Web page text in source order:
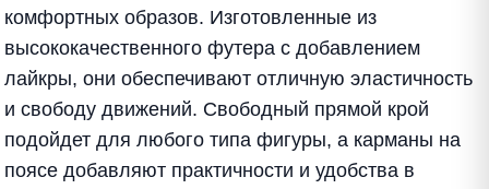
комфортных образов. Изготовленные из
высококачественного футера с добавлением
лайкры, они обеспечивают отличную эластичность
и свободу движений. Свободный прямой крой
подойдет для любого типа фигуры, а карманы на
поясе добавляют практичности и удобства в